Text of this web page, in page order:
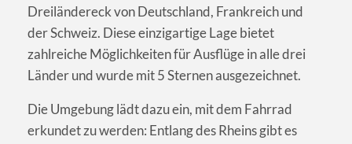
Dreiländereck von Deutschland, Frankreich und
der Schweiz. Diese einzigartige Lage bietet
zahlreiche Möglichkeiten für Ausflüge in alle drei
Länder und wurde mit 5 Sternen ausgezeichnet.
Die Umgebung lädt dazu ein, mit dem Fahrrad
erkundet zu werden: Entlang des Rheins gibt es